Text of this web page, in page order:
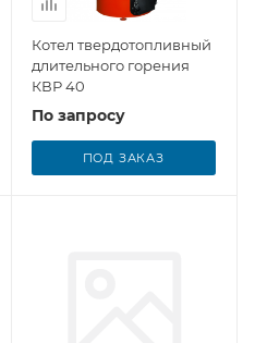
Котел твердотопливный
длительного горения
КВР 40
По запросу
ПОД ЗАКАЗ